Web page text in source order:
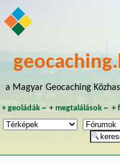
a Magyar Geocaching
+ geoládák~ +megtalálások ~ +